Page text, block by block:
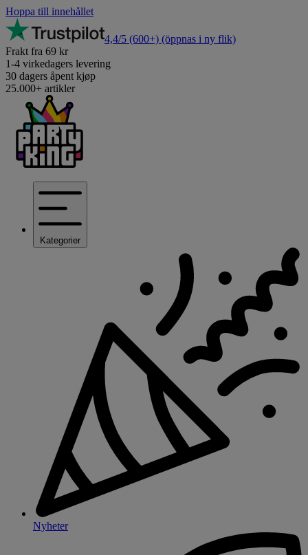
Hoppa till innehållet
4,4/5 (600+) (öppnas i ny flik)
Frakt fra 69 kr
1-4 virkedagers levering
30 dagers åpent kjøp
25.000+ artikler
Kategorier
Nyheter